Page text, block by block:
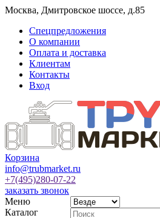
Москва, Дмитровское шоссе, д.85
Спецпредложения
О компании
Оплата и доставка
Клиентам
Контакты
Вход
Корзина
info@trubmarket.ru
+7(495)280-07-22
заказать звонок
Меню
Каталог